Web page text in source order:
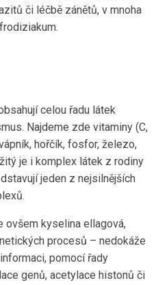
či léčbě zánětů, v mnoha
celou řadu látek
Najdeme zde vitaminy (C,
hořčík, fosfor, železo,
je i komplex látek z rodiny
jeden z nejsilnějších
ovšem kyselina ellagová,
procesů – nedokáže
pomocí řady
genů, acetylace histonů či